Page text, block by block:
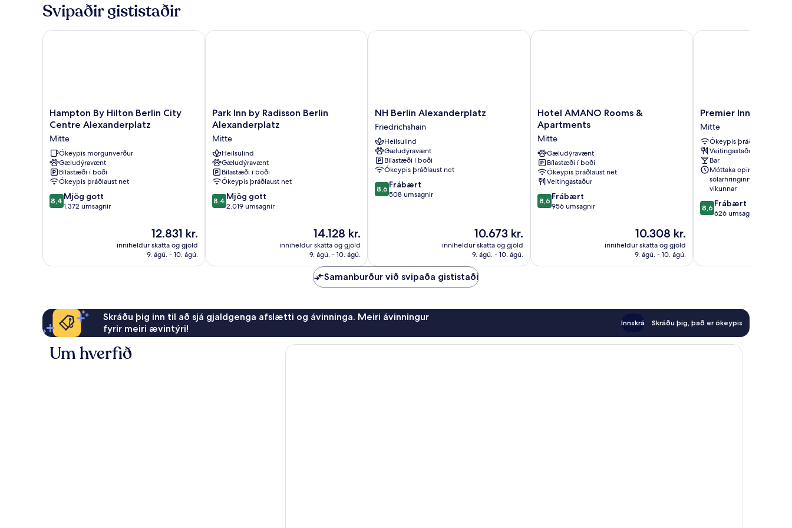
Svipaðir gististaðir
Hampton
By
Berlin
City
Centre
Alexanderplatz
Mitte
Hampton By Hilton Berlin City
Centre Alexanderplatz
Mitte
Ókeypis morgunverður
Gæludýravænt
Bílastæði í boði
Ókeypis þráðlaust net
8.4
af
8,4 Mjög gott
1.372 umsagnir
Verðið
er
12.831 kr.
12.831 kr.
inniheldur skatta og gjöld
9. ágú. - 10. ágú.
Hampton By Hilton Berlin City Centre Alexanderplatz
Park
Inn
Radisson
Berlin
Alexanderplatz
Mitte
Park Inn by Radisson Berlin
Alexanderplatz
Mitte
Heilsulind
Gæludýravænt
Bílastæði í boði
Ókeypis þráðlaust net
8.4
af
8,4 Mjög gott
2.019 umsagnir
Verðið
er
14.128 kr.
14.128 kr.
inniheldur skatta og gjöld
9. ágú. - 10. ágú.
Park Inn by Radisson Berlin Alexanderplatz
NH
Berlin
Alexanderplatz
Friedrichshain
NH Berlin Alexanderplatz
Friedrichshain
Heilsulind
Gæludýravænt
Bílastæði í boði
Ókeypis þráðlaust net
8.6
af
8,6 Frábært
508 umsagnir
Verðið
er
10.673 kr.
10.673 kr.
inniheldur skatta og gjöld
9. ágú. - 10. ágú.
NH Berlin Alexanderplatz
Hotel
AMANO
Rooms
&
Apartments
Mitte
Hotel AMANO Rooms &
Apartments
Mitte
Gæludýravænt
Bílastæði í boði
Ókeypis þráðlaust net
Veitingastaður
8.6
af
8,6 Frábært
956 umsagnir
Verðið
er
10.308 kr.
10.308 kr.
inniheldur skatta og gjöld
9. ágú. - 10. ágú.
Hotel AMANO Rooms & Apartments
Premier
Inn
Berlin
Alexanderplatz
Mitte
Premier Inn Berlin
Mitte
Ókeypis þráðlaust net
Veitingastaður
Bar
Móttaka opin allan
sólarhringinn, alla daga
vikunnar
8.6
af
8,6 Frábært
626 umsagnir
Premier Inn Berlin
Samanburður við svipaða gististaði
Skráðu þig inn til að sjá gjaldgenga afslætti og ávinninga. Meiri ávinningur
fyrir meiri ævintýri!
Innskrá Skráðu þig, það er ókeypis
Um hverfið